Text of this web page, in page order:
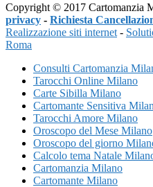
Copyright © 2017 Cartomanzia
privacy - Richiesta
Realizzazione siti internet -
Roma
Consulti Cartomanzia
Tarocchi Online Milano
Carte Sibilla Milano
Cartomante Sensitiva
Tarocchi Amore Milano
Oroscopo del Mese Milano
Oroscopo del giorno
Calcolo tema Natale
Cartomanzia Milano
Cartomante Milano